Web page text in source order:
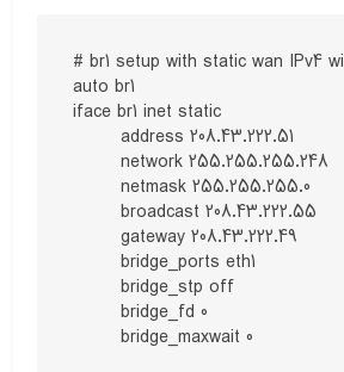
# br1 setup with static wan IPv4
auto br1
iface br1 inet static
        address 208.43.222.51
        network 255.255.255.248
        netmask 255.255.255.0
        broadcast 208.43.222.55
        gateway 208.43.222.49
        bridge_ports eth1
        bridge_stp off
        bridge_fd 0
        bridge_maxwait 0